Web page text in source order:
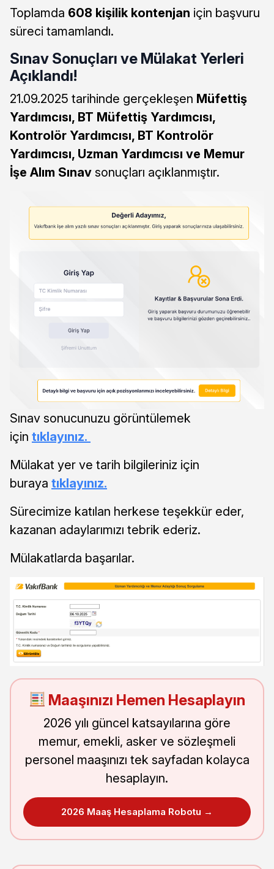
Toplamda 608 kişilik kontenjan için başvuru
süreci tamamlandı.
Sınav Sonuçları ve Mülakat Yerleri
Açıklandı!
21.09.2025 tarihinde gerçekleşen Müfettiş
Yardımcısı, BT Müfettiş Yardımcısı,
Kontrolör Yardımcısı, BT Kontrolör
Yardımcısı, Uzman Yardımcısı ve Memur
İşe Alım Sınav sonuçları açıklanmıştır.
Sınav sonucunuzu görüntülemek
için tıklayınız.
Mülakat yer ve tarih bilgileriniz için
buraya tıklayınız.
Sürecimize katılan herkese teşekkür eder,
kazanan adaylarımızı tebrik ederiz.
Mülakatlarda başarılar.
Maaşınızı Hemen Hesaplayın
2026 yılı güncel katsayılarına göre
memur, emekli, asker ve sözleşmeli
personel maaşınızı tek sayfadan kolayca
hesaplayın.
2026 Maaş Hesaplama Robotu →